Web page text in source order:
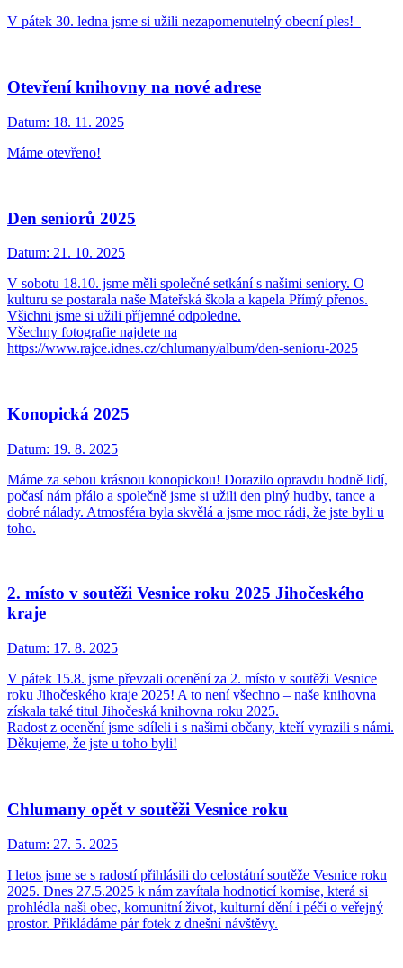
V pátek 30. ledna jsme si užili nezapomenutelný obecní ples!
Otevření knihovny na nové adrese
Datum: 18. 11. 2025
Máme otevřeno!
Den seniorů 2025
Datum: 21. 10. 2025
V sobotu 18.10. jsme měli společné setkání s našimi seniory. O
kulturu se postarala naše Mateřská škola a kapela Přímý přenos.
Všichni jsme si užili příjemné odpoledne.
Všechny fotografie najdete na
https://www.rajce.idnes.cz/chlumany/album/den-senioru-2025
Konopická 2025
Datum: 19. 8. 2025
Máme za sebou krásnou konopickou! Dorazilo opravdu hodně lidí,
počasí nám přálo a společně jsme si užili den plný hudby, tance a
dobré nálady. Atmosféra byla skvělá a jsme moc rádi, že jste byli u
toho.
2. místo v soutěži Vesnice roku 2025 Jihočeského
kraje
Datum: 17. 8. 2025
V pátek 15.8. jsme převzali ocenění za 2. místo v soutěži Vesnice
roku Jihočeského kraje 2025! A to není všechno – naše knihovna
získala také titul Jihočeská knihovna roku 2025.
Radost z ocenění jsme sdíleli i s našimi občany, kteří vyrazili s námi.
Děkujeme, že jste u toho byli!
Chlumany opět v soutěži Vesnice roku
Datum: 27. 5. 2025
I letos jsme se s radostí přihlásili do celostátní soutěže Vesnice roku
2025. Dnes 27.5.2025 k nám zavítala hodnoticí komise, která si
prohlédla naši obec, komunitní život, kulturní dění i péči o veřejný
prostor. Přikládáme pár fotek z dnešní návštěvy.